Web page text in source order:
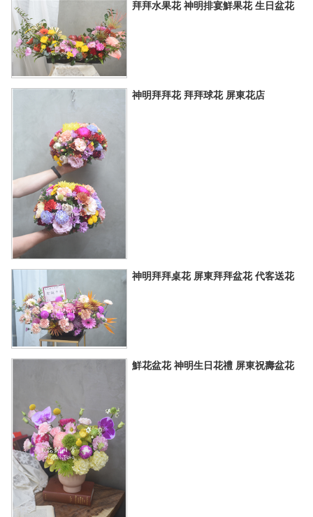
拜拜水果花 神明排宴鮮果花 生日盆花
神明拜拜花 拜拜球花 屏東花店
神明拜拜桌花 屏東拜拜盆花 代客送花
鮮花盆花 神明生日花禮 屏東祝壽盆花